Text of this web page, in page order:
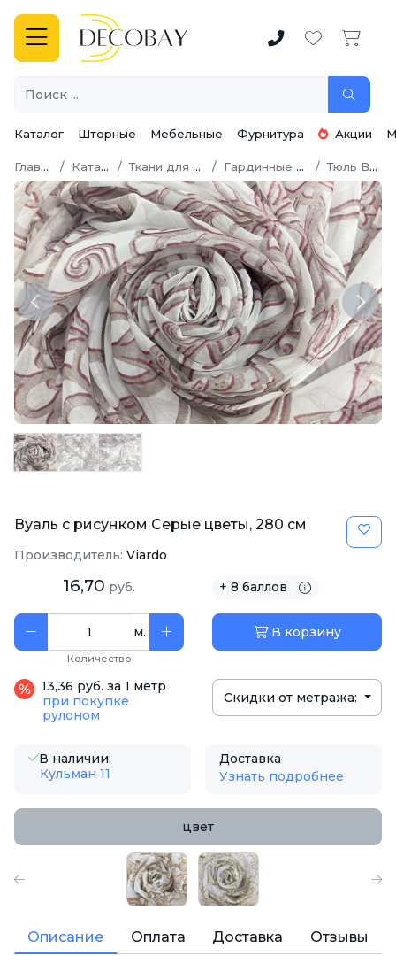
Каталог Шторные Мебельные Фурнитура Акции
Главная Каталог Ткани для штор Гардинные ткани Тюль Вуаль
Previous Next
Вуаль с рисунком Серые цветы, 280 см
Производитель: Viardo
16,70 руб. + 8 баллов
м.
Количество
В корзину
13,36 руб. за 1 метр
при покупке
рулоном
Скидки от метража:
В наличии:
Кульман 11
Доставка
Узнать подробнее
цвет
Описание Оплата Доставка Отзывы